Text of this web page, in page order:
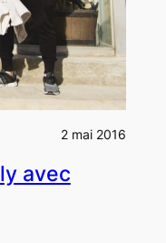
2 mai 2016
avec